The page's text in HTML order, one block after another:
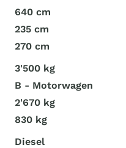
640 cm
235 cm
270 cm
3'500 kg
B - Motorwagen
2'670 kg
830 kg
Diesel